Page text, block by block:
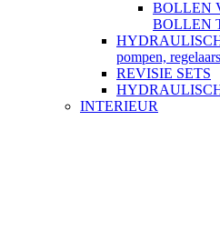
BOLLEN
BOLLEN
pompen,
REVISIE SETS
INTERIEUR